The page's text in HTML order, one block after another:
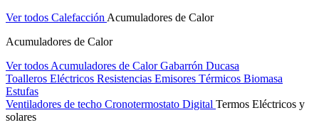
Ver todos Calefacción Acumuladores de Calor
Acumuladores de Calor
Ver todos Acumuladores de CalorGabarrón Ducasa
Toalleros Eléctricos Resistencias Emisores Térmicos Biomasa
Estufas
Ventiladores de techo Cronotermostato Digital Termos Eléctricos y
solares